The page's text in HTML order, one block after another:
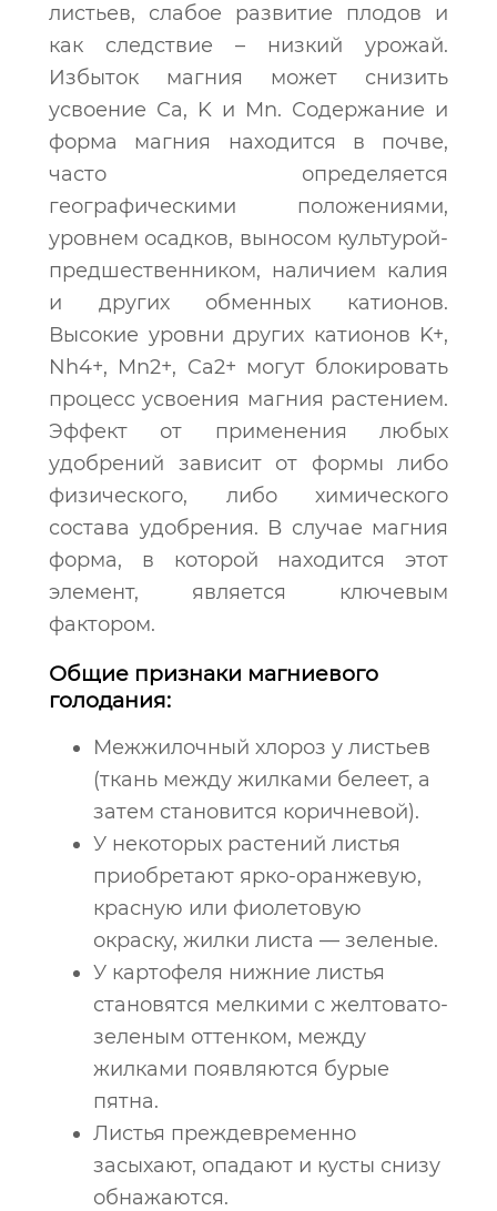
листьев, слабое развитие плодов и
как следствие – низкий урожай.
Избыток магния может снизить
усвоение Сa, K и Mn. Содержание и
форма магния находится в почве,
часто определяется
географическими положениями,
уровнем осадков, выносом культурой-
предшественником, наличием калия
и других обменных катионов.
Высокие уровни других катионов K+,
Nh4+, Mn2+, Ca2+ могут блокировать
процесс усвоения магния растением.
Эффект от применения любых
удобрений зависит от формы либо
физического, либо химического
состава удобрения. В случае магния
форма, в которой находится этот
элемент, является ключевым
фактором.
Общие признаки магниевого
голодания:
Межжилочный хлороз у листьев
(ткань между жилками белеет, а
затем становится коричневой).
У некоторых растений листья
приобретают ярко-оранжевую,
красную или фиолетовую
окраску, жилки листа — зеленые.
У картофеля нижние листья
становятся мелкими с желтовато-
зеленым оттенком, между
жилками появляются бурые
пятна.
Листья преждевременно
засыхают, опадают и кусты снизу
обнажаются.